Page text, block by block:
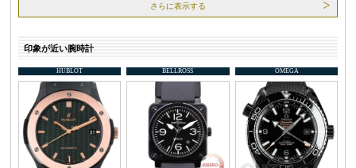
さらに表示する
印象が近い腕時計
HUBLOT BELLROSS OMEGA